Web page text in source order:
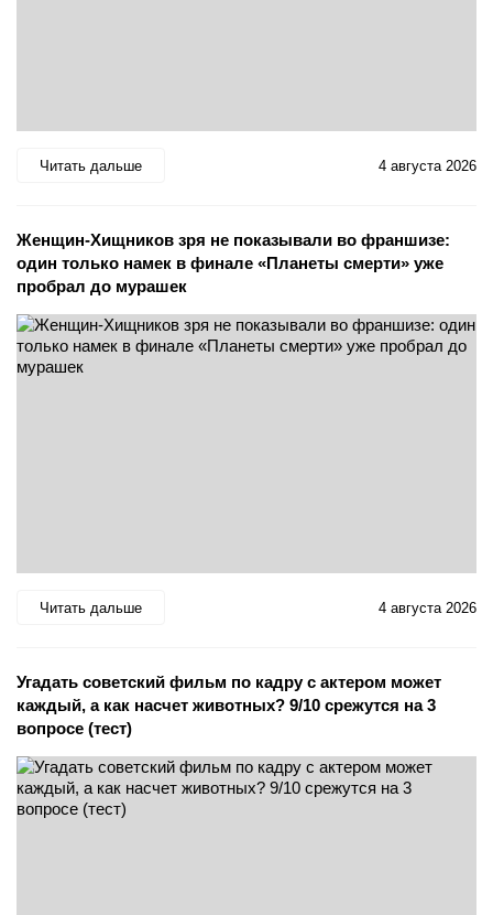
Читать дальше 4 августа 2026
Женщин-Хищников зря не показывали во франшизе:
один только намек в финале «Планеты смерти» уже
пробрал до мурашек
Читать дальше 4 августа 2026
Угадать советский фильм по кадру с актером может
каждый, а как насчет животных? 9/10 срежутся на 3
вопросе (тест)